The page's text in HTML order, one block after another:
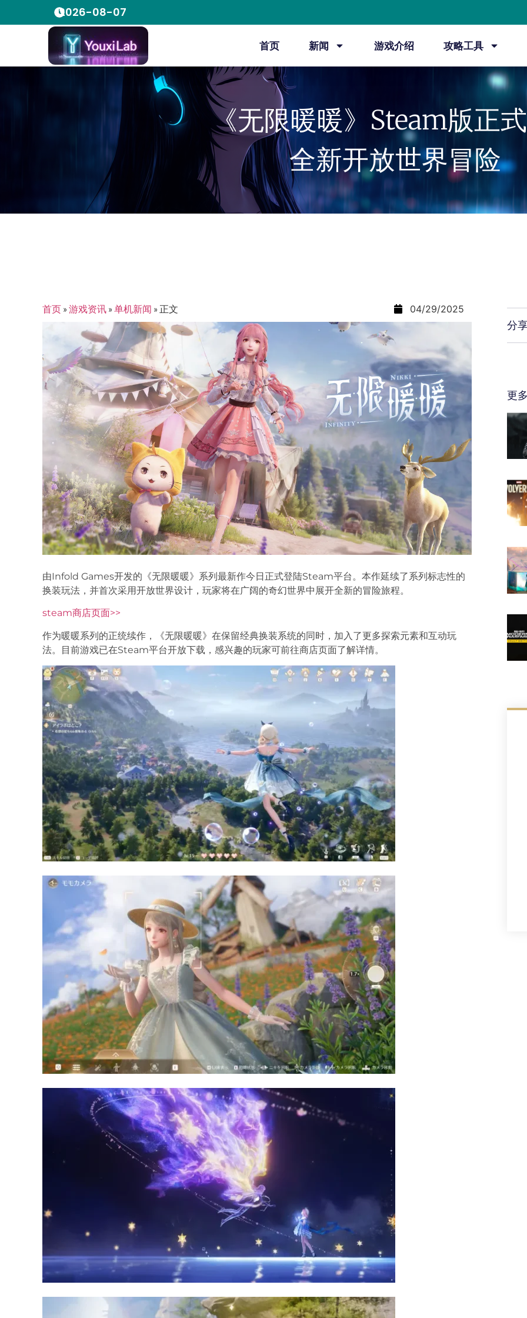
2026-08-07
首页 新闻 游戏介绍 攻略工具
《无限暖暖》Steam版正
全新开放世界冒险
首页 »游戏资讯 »单机新闻 » 正文 04/29/2025
由Infold Games开发的《无限暖暖》系列最新作今日正式登陆Steam平台。本作延续了系列标志性的
换装玩法，并首次采用开放世界设计，玩家将在广阔的奇幻世界中展开全新的冒险旅程。
steam商店页面>>
作为暖暖系列的正统续作，《无限暖暖》在保留经典换装系统的同时，加入了更多探索元素和互动玩
法。目前游戏已在Steam平台开放下载，感兴趣的玩家可前往商店页面了解详情。
分
更